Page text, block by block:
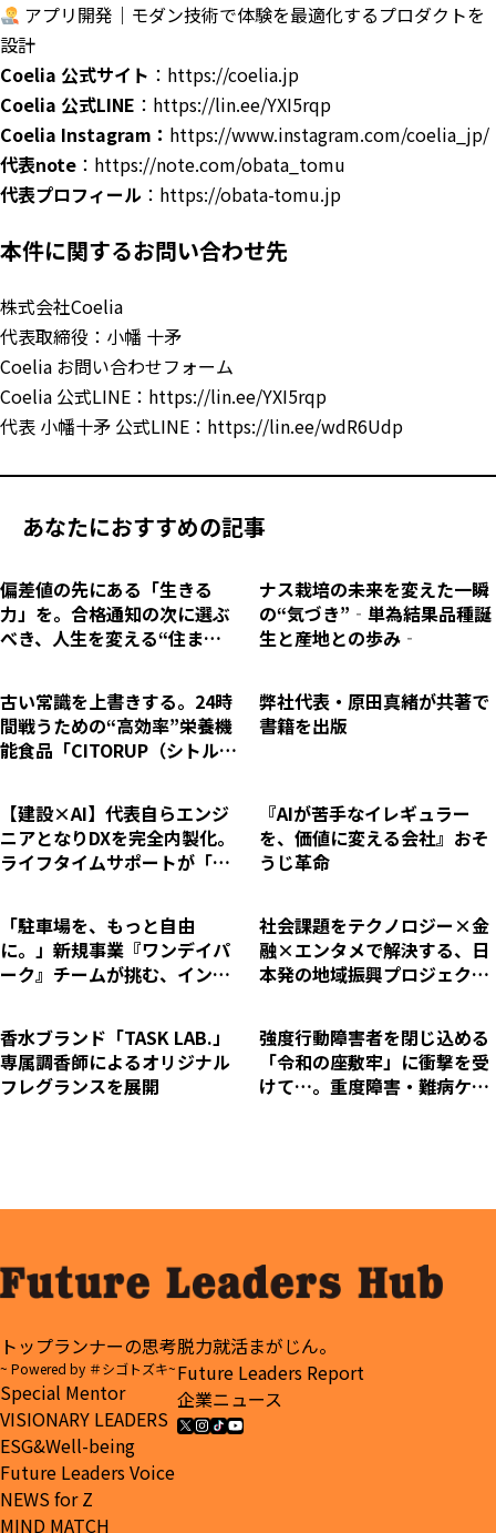
アプリ開発｜モダン技術で体験を最適化するプロダクトを
設計
Coelia 公式サイト ： https://coelia.jp
Coelia 公式LINE ： https://lin.ee/YXI5rqp
Coelia Instagram： https://www.instagram.com/coelia_jp/
代表note ： https://note.com/obata_tomu
代表プロフィール ： https://obata-tomu.jp
本件に関するお問い合わせ先
株式会社Coelia
代表取締役：小幡 十矛
Coelia お問い合わせフォーム
Coelia 公式LINE： https://lin.ee/YXI5rqp
代表 小幡十矛 公式LINE： https://lin.ee/wdR6Udp
あなたにおすすめの記事
偏差値の先にある「生きる
力」を。合格通知の次に選ぶ
べき、人生を変える“住まい
ナス栽培の未来を変えた一瞬
の“気づき”‐単為結果品種誕
生と産地との歩み‐
古い常識を上書きする。24時
間戦うための“高効率”栄養機
能食品「CITORUP（シトルー
ンの独自配合で1月7日より解
禁
弊社代表・原田真緒が共著で
書籍を出版
【建設×AI】代表自らエンジ
ニアとなりDXを完全内製化。
ライフタイムサポートが「第
『AIが苦手なイレギュラー
を、価値に変える会社』おそ
うじ革命
「駐車場を、もっと自由
に。」新規事業『ワンデイパ
ーク』チームが挑む、インフ
zDev
社会課題をテクノロジー×金
融×エンタメで解決する、日
本発の地域振興プロジェクト
香水ブランド「TASK LAB.」
専属調香師によるオリジナル
フレグランスを展開
強度行動障害者を閉じ込める
「令和の座敷牢」に衝撃を受
けて…。重度障害・難病ケア
トップランナーの思考
~ Powered by ＃シゴトズキ~
Special Mentor
VISIONARY LEADERS
ESG&Well-being
Future Leaders Voice
NEWS for Z
MIND MATCH
脱力就活まがじん。
Future Leaders Report
企業ニュース